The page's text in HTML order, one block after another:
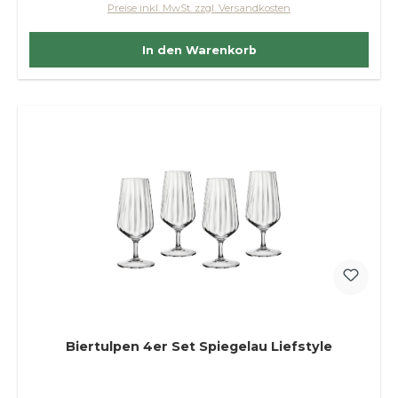
Preise inkl. MwSt. zzgl. Versandkosten
In den Warenkorb
Biertulpen 4er Set Spiegelau Liefstyle